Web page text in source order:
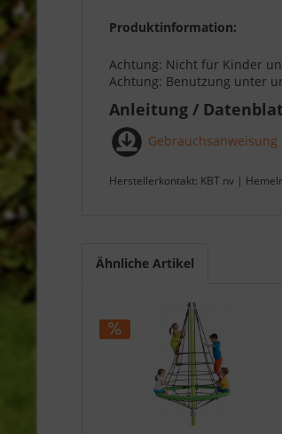
Produktinformation:
Achtung: Nicht für Kinder
Achtung: Benutzung unter
Anleitung /
Herstellerkontakt: KBT nv |
Ähnliche Artikel